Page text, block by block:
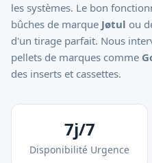
les systèmes. Le bon
bûches de marque Jøtul ou
d'un tirage parfait. Nous
pellets de marques comme
des inserts et cassettes.
7j/7
Disponibilité Urgence